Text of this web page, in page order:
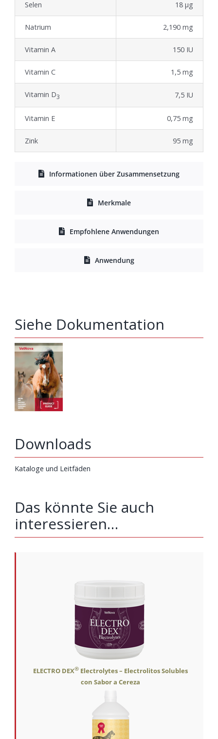
Selen 18 µg
Natrium 2,190 mg
Vitamin A 150 IU
Vitamin C 1,5 mg
Vitamin D3 7,5 IU
Vitamin E 0,75 mg
Zink 95 mg
Informationen über Zusammensetzung
Merkmale
Empfohlene Anwendungen
Anwendung
Siehe Dokumentation
Downloads
Kataloge und Leitfäden
Das könnte Sie auch
interessieren…
ELECTRO DEX®Electrolytes – Electrolitos Solubles
con Sabor a Cereza